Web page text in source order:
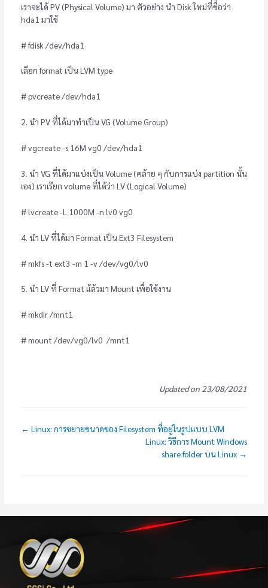
เราจะได้ PV (Physical Volume) มา ตัวอย่าง นำ Disk ใหม่ที่ชื่อว่า
hda1 มาใช้
# fdisk /dev/hda1
เลือก format เป็น LVM type
# pvcreate /dev/hda1
2. นำ PV ที่ได้มาทำเป็น VG (Volume Group)
# vgcreate -s 16M vg0 /dev/hda1
3. นำ VG ที่ได้มาแบ่งเป็น Volume (คล้าย ๆ กับการแบ่ง partition นั้น
เอง) เราเรียก volume ที่ได้ว่า LV (Logical Volume)
# lvcreate -L 1000M -n lv0 vg0
4. นำ LV ที่ได้มา Format เป็น Ext3 Filesystem
# mkfs -t ext3 -m 1 -v /dev/vg0/lv0
5. นำ LV ที่ Format แ้ล้วมา Mount เพื่อใช้งาน
# mkdir /mnt1
# mount /dev/vg0/lv0 /mnt1
Updated on 23/08/2021
← Linux: การขยายขนาดของ Filesystem ที่อยู่ในรูปแบบ LVM
Linux: วิธีการ Mount Windows
share folder บน Linux →